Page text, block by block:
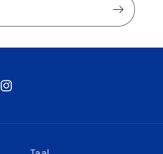
Instagram